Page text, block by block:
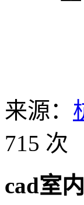
来源：
715 次
cad室